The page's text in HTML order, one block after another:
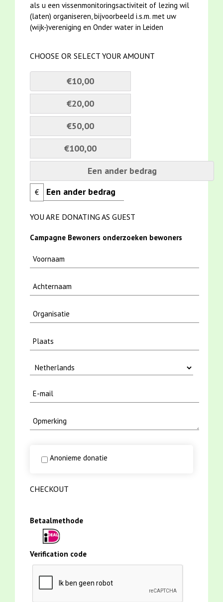
als u een vissenmonitoringsactiviteit of lezing wil
(laten) organiseren, bijvoorbeeld i.s.m. met uw
(wijk-)vereniging en Onder water in Leiden
CHOOSE OR SELECT YOUR AMOUNT
€10,00
€20,00
€50,00
€100,00
Een ander bedrag
€
YOU ARE DONATING AS GUEST
Campagne Bewoners onderzoeken bewoners
Anonieme donatie
CHECKOUT
Betaalmethode
Verification code